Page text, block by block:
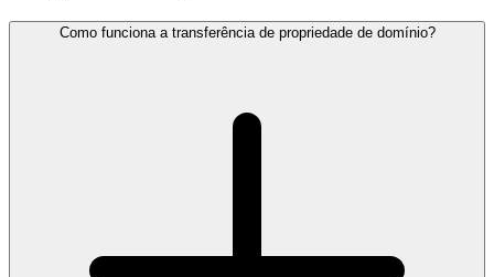
Como funciona a transferência de propriedade de domínio?